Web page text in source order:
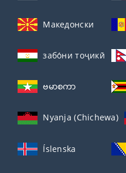
Македонски
забо́ни тоҷикӣ́
ဗမာစကာ
Nyanja (Chichewa)
Íslenska